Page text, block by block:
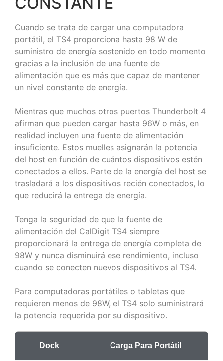
Cuando se trata de cargar una computadora
portátil, el TS4 proporciona hasta 98 ​W de
suministro de energía sostenido en todo momento
gracias a la inclusión de una fuente de
alimentación que es más que capaz de mantener
un nivel constante de energía.
Mientras que muchos otros puertos Thunderbolt 4
afirman que pueden cargar hasta 96W o más, en
realidad incluyen una fuente de alimentación
insuficiente. Estos muelles asignarán la potencia
del host en función de cuántos dispositivos estén
conectados a ellos. Parte de la energía del host se
trasladará a los dispositivos recién conectados, lo
que reducirá la entrega de energía.
Tenga la seguridad de que la fuente de
alimentación del CalDigit TS4 siempre
proporcionará la entrega de energía completa de
98W y nunca disminuirá ese rendimiento, incluso
cuando se conecten nuevos dispositivos al TS4.
Para computadoras portátiles o tabletas que
requieren menos de 98W, el TS4 solo suministrará
la potencia requerida por su dispositivo.
Dock Carga Para Portátil